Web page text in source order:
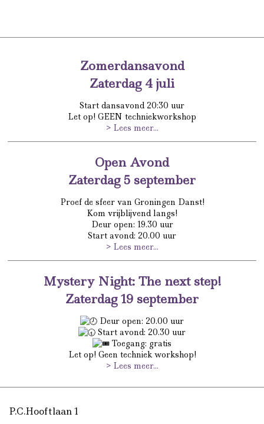
Zomerdansavond
Zaterdag 4 juli
Start dansavond 20:30 uur
Let op! GEEN techniekworkshop
> Lees meer...
Open Avond
Zaterdag 5 september
Proef de sfeer van Groningen Danst!
Kom vrijblijvend langs!
Deur open: 19.30 uur
Start avond: 20.00 uur
> Lees meer...
Mystery Night: The next step!
Zaterdag 19 september
Deur open: 20.00 uur
Start avond: 20.30 uur
Toegang: gratis
Let op! Geen techniek workshop!
> Lees meer...
P.C.Hooftlaan 1